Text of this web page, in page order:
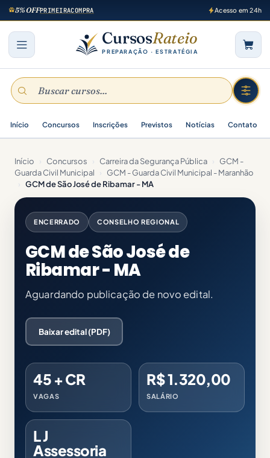
5% OFFPRIMEIRACOMPRA Acesso em 24h
CursosRateio
PREPARAÇÃO · ESTRATÉGIA
Início Concursos Inscrições Previstos Notícias Contato
Início › Concursos › Carreira da Segurança Pública ›
GCM -
Guarda Civil Municipal
›
GCM - Guarda Civil Municipal - Maranhão
› GCM de São José de Ribamar - MA
ENCERRADO CONSELHO REGIONAL
GCM de São José de
Ribamar - MA
Aguardando publicação de novo edital.
Baixar edital (PDF)
45 + CR
VAGAS
R$ 1.320,00
SALÁRIO
L J
Assessoria